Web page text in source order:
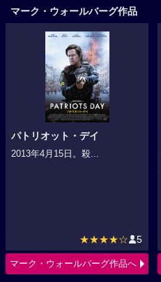
マーク・ウォールバーグ作品
パトリオット・デイ
2013年4月15日。殺...
★★★★☆ 5
マーク・ウォールバーグ作品へ